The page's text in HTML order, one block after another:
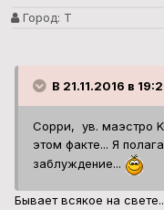
Город: Т
В 21.11.2016 в
Сорри, ув. маэстро
этом факте... Я
заблуждение...
Бывает всякое на